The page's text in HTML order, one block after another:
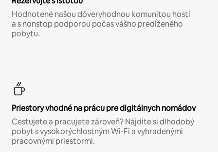
Hodnotené našou dôveryhodnou komunitou hostí
a s nonstop podporou počas vášho predĺženého
pobytu.
Priestory vhodné na prácu pre digitálnych nomádov
Cestujete a pracujete zároveň? Nájdite si dlhodobý
pobyt s vysokorýchlostným Wi-Fi a vyhradenými
pracovnými priestormi.